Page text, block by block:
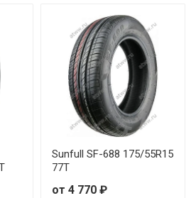
175/70R13 82T
175/70R14 88T
185/55R14 80T
185/65R15 88H
195/50R15 82V
195/55R16 91V
Sunfull SF-688 175/55R15
77T
от 4 770 ₽